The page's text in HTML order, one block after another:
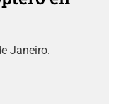
Janeiro.